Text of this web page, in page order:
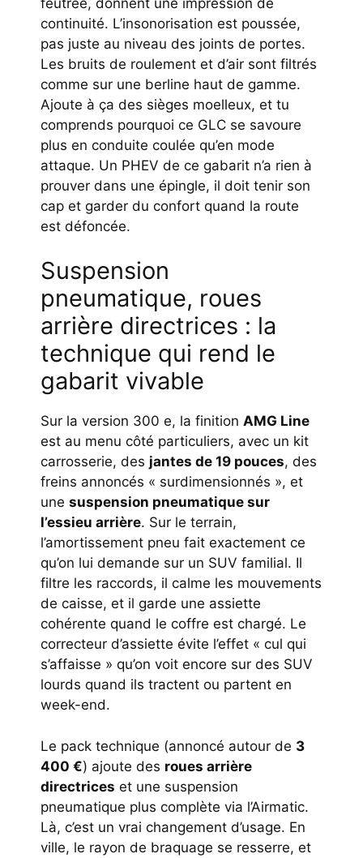
continuité. L’insonorisation est poussée,
pas juste au niveau des joints de portes.
Les bruits de roulement et d’air sont filtrés
comme sur une berline haut de gamme.
Ajoute à ça des sièges moelleux, et tu
comprends pourquoi ce GLC se savoure
plus en conduite coulée qu’en mode
attaque. Un PHEV de ce gabarit n’a rien à
prouver dans une épingle, il doit tenir son
cap et garder du confort quand la route
est défoncée.
Suspension
pneumatique, roues
arrière directrices : la
technique qui rend le
gabarit vivable
Sur la version 300 e, la finition AMG Line
est au menu côté particuliers, avec un kit
carrosserie, des jantes de 19 pouces, des
freins annoncés « surdimensionnés », et
une suspension pneumatique sur
l’essieu arrière. Sur le terrain,
l’amortissement pneu fait exactement ce
qu’on lui demande sur un SUV familial. Il
filtre les raccords, il calme les mouvements
de caisse, et il garde une assiette
cohérente quand le coffre est chargé. Le
correcteur d’assiette évite l’effet « cul qui
s’affaisse » qu’on voit encore sur des SUV
lourds quand ils tractent ou partent en
week-end.
Le pack technique (annoncé autour de 3
400 €) ajoute des roues arrière
directrices et une suspension
pneumatique plus complète via l’Airmatic.
Là, c’est un vrai changement d’usage. En
ville, le rayon de braquage se resserre, et